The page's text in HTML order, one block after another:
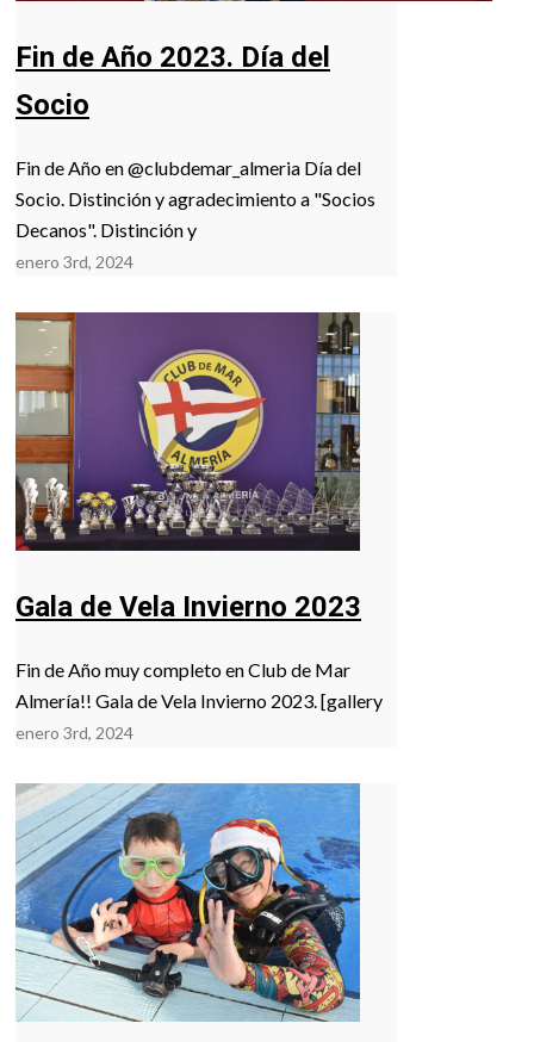
Fin de Año 2023. Día del
Socio
Fin de Año en @clubdemar_almeria Día del
Socio. Distinción y agradecimiento a "Socios
Decanos". Distinción y
enero 3rd, 2024
Gala de Vela Invierno 2023
Fin de Año muy completo en Club de Mar
Almería!! Gala de Vela Invierno 2023. [gallery
enero 3rd, 2024